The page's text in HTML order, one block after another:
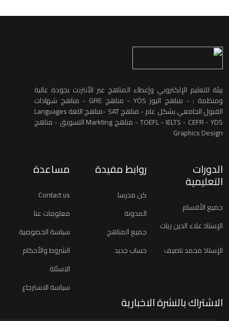
بيئة للتعليم الإلكتروني وإعطاء المناهج عبر الأنترنت بجودة عالية
ومنظمة : - مناهج اليوز YÖS - مناهج GRE - مناهج شهادات
القبول الجامعي بشكل عام - مناهج SAT -مناهج اللغة Languages
TOEFL - IELTS - CEFR - YDS - مناهج Markting التسويق - مناهج
Graphics Design
الدورات
التعليمية
جميع الأقسام
الإستاذ علاء الدين زيات
الإستاذ محمد ناصيف
روابط مفيدة
كن مدرسا
المدونة
جميع المناهج
حساب جديد
مساعدة
Contact us
معلومات عنا
سياسة الخصوصية
الشروط والأحكام
الاسئلة
سياسة الاسترجاع
الاشتراك بالنشرة الاخبارية